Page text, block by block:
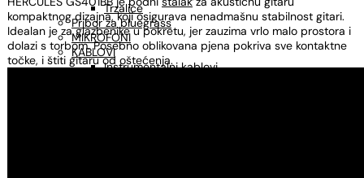
Trzalice
Pribor za bluegrass
MIKROFONI
KABLOVI
Instrumentalni kablovi
kompaktnog dizajna, koji osigurava nenadmašnu stabilnost gitari.
Idealan je za glazbenike u pokretu, jer zauzima vrlo malo prostora i
dolazi s torbom. Posebno oblikovana pjena pokriva sve kontaktne
točke, i štiti gitaru od oštećenja.